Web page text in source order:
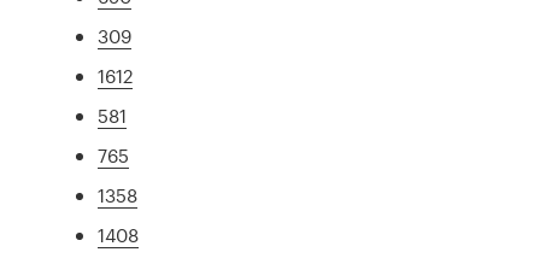
309
1612
581
765
1358
1408